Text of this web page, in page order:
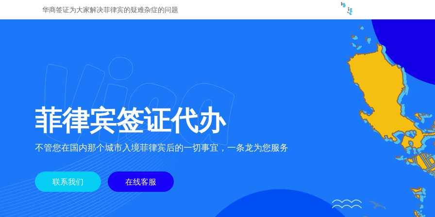
华商签证为大家解决菲律宾的疑难杂症的问题
菲律宾签证代办
不管您在国内那个城市入境菲律宾后的一切事宜，一条龙为您服务
联系我们 在线客服